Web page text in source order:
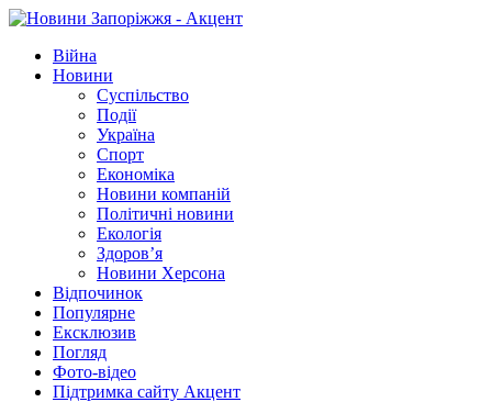
Війна
Новини
Суспільство
Події
Україна
Спорт
Економіка
Новини компаній
Політичні новини
Екологія
Здоров’я
Новини Херсона
Відпочинок
Популярне
Ексклюзив
Погляд
Фото-відео
Підтримка сайту Акцент